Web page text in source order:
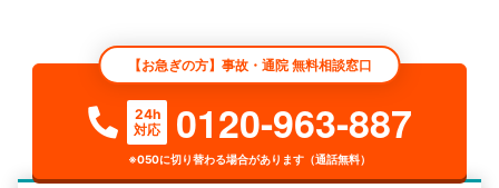
【お急ぎの方】事故・通院 無料相談窓口
24h
対応
0120-963-887
※050に切り替わる場合があります（通話無料）